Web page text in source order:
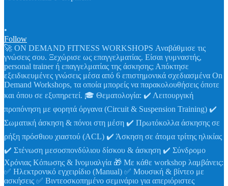
•
Follow
🚀 ON DEMAND FITNESS WORKSHOPS Αναβάθμισε τις
γνώσεις σου. Ξεχώρισε ως επαγγελματίας. Είσαι γυμναστής,
personal trainer ή επαγγελματίας της άσκησης; Απόκτησε
εξειδικευμένες γνώσεις μέσα από 6 επιστημονικά σχεδιασμένα On
Demand Workshops, τα οποία μπορείς να παρακολουθήσεις όποτε
και όπου σε εξυπηρετεί. 🎓 Θεματολογία: ✔️ Λειτουργική
προπόνηση με φορητά όργανα (Circuit & Suspension Training) ✔️
Σωματική άσκηση & πόνοι στη μέση ✔️ Πρωτόκολλα άσκησης σε
ρήξη πρόσθιου χιαστού (ACL) ✔️ Άσκηση σε άτομα τρίτης ηλικίας
✔️ Στένωση μεσοσπονδύλιου δίσκου & άσκηση ✔️ Σύνδρομο
Χρόνιας Κόπωσης & Ινομυαλγία 🎁 Με κάθε workshop λαμβάνεις:
✅ Ηλεκτρονικό εγχειρίδιο (Manual) ✅ Μουσική & βίντεο με
ασκήσεις ✅ Βιντεοσκοπημένο σεμινάριο για απεριόριστες